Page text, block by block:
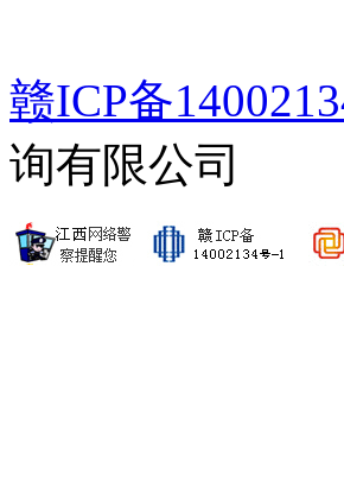
赣ICP备
询有限公司